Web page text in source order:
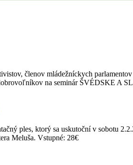
členov mládežníckych
na seminár ŠVÉDSKE
ples, ktorý sa uskutoční v sobotu
Meluša. Vstupné: 28€